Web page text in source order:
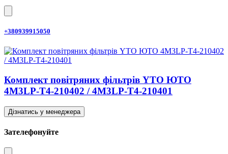
+380939915050
Комплект повітряних фільтрів YTO ЮТО
4M3LP-T4-210402 / 4M3LP-T4-210401
Дізнатись у менеджера
Зателефонуйте